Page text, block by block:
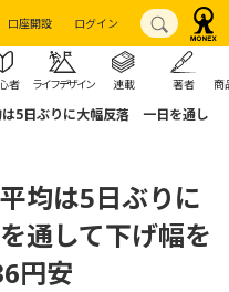
口座開設 ログイン
者 ライフデザイン 連載 著者 商
は5日ぶりに大幅反落 一日を通し
均は5日ぶりに
通して下げ幅を
円安